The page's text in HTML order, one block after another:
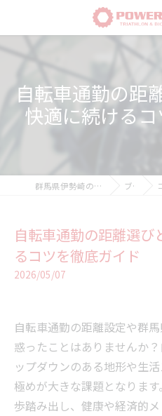
自転車通勤の距
快適に続ける
群馬県伊勢崎の自転車ならPOWER-KIDS ブログ コ
自転車通勤の距離選び
るコツを徹底ガイド
2026/05/07
自転車通勤の距離設定や群
惑ったことはありませんか
ップダウンのある地形や生
極めが大きな課題となりま
歩踏み出し、健康や経済的